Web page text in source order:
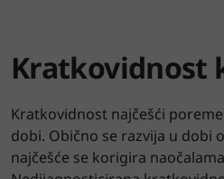
Kratkovidnost
Kratkovidnost najčešći
dobi. Obično se razvija u dobi
najčešće se korigira